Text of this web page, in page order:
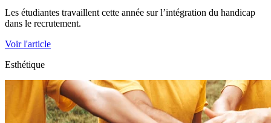
Les étudiantes travaillent cette année sur l’intégration du handicap
dans le recrutement.
Voir l'article
Esthétique